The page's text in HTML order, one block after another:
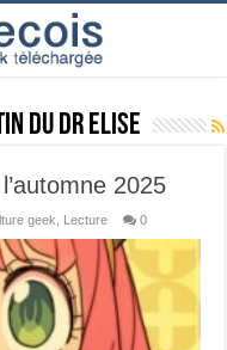
du Dr Elise
2025
geek Lecture 0